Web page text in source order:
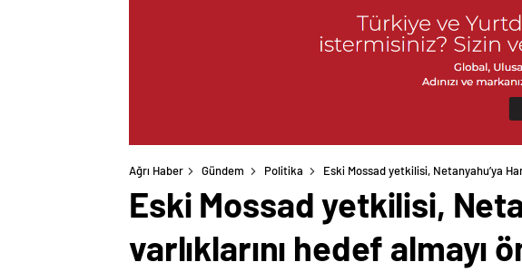
Ağrı Haber Gündem Politika Eski Mossad yetkilisi, Netanyahu’ya
Eski Mossad yetkilisi,
varlıklarını hedef almayı